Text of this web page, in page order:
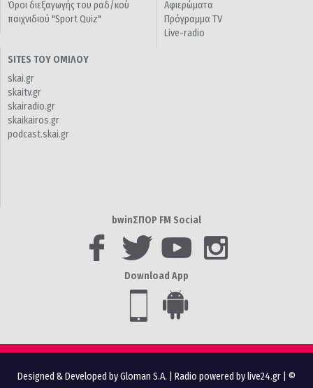
Όροι διεξαγωγής του ραδ/κού
παιχνιδιού "Sport Quiz"
Αφιερώματα
Πρόγραμμα TV
Live-radio
SITES ΤΟΥ ΟΜΙΛΟΥ
skai.gr
skaitv.gr
skairadio.gr
skaikairos.gr
podcast.skai.gr
bwinΣΠΟΡ FM Social
Download App
Designed & Developed by Gloman S.A. Radio powered by live24.gr | ©